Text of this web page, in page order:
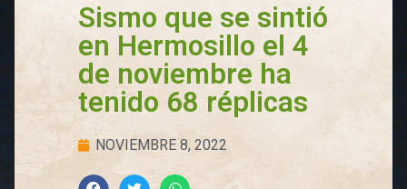
Sismo que se sintió
en Hermosillo el 4
de noviembre ha
tenido 68 réplicas
NOVIEMBRE 8, 2022